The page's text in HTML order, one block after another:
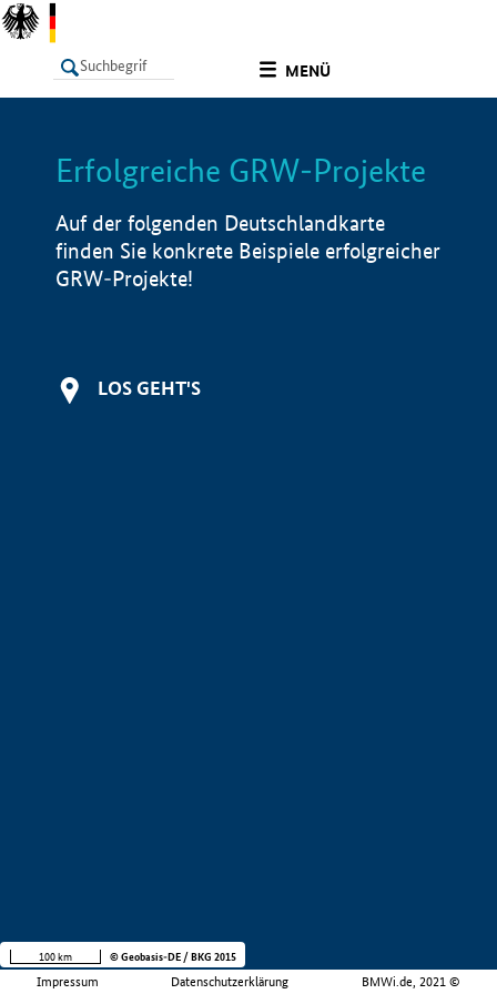
MENÜ
LISTE Info
Erfolgreiche GRW-Projekte
Auf der folgenden Deutschlandkarte
finden Sie konkrete Beispiele erfolgreicher
GRW-Projekte!
LOS GEHT'S
Impressum Datenschutzerklärung BMWi.de, 2021 ©
100 km © Geobasis-DE / BKG 2015